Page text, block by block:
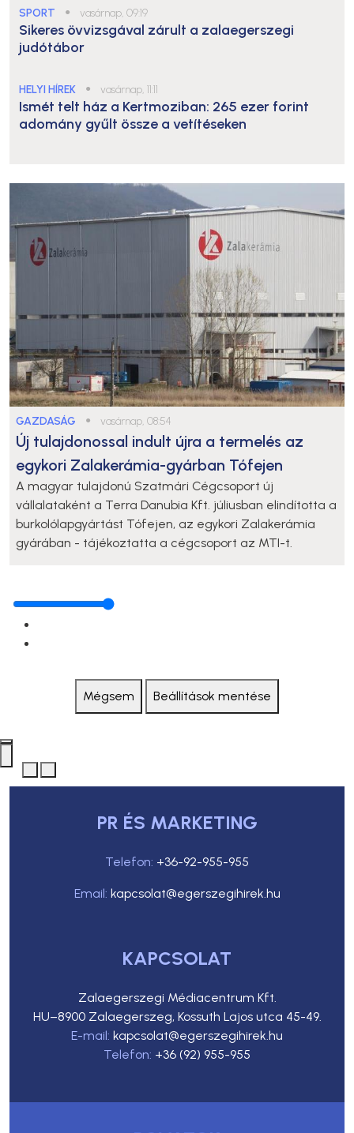
SPORT ● vasárnap, 09:19
Sikeres övvizsgával zárult a zalaegerszegi
judótábor
HELYI HÍREK ● vasárnap, 11:11
Ismét telt ház a Kertmoziban: 265 ezer forint
adomány gyűlt össze a vetítéseken
GAZDASÁG ● vasárnap, 08:54
Új tulajdonossal indult újra a termelés az
egykori Zalakerámia-gyárban Tófejen
A magyar tulajdonú Szatmári Cégcsoport új
vállalataként a Terra Danubia Kft. júliusban elindította a
burkolólapgyártást Tófejen, az egykori Zalakerámia
gyárában - tájékoztatta a cégcsoport az MTI-t.
Mégsem Beállítások mentése
PR ÉS MARKETING
Telefon: +36-92-955-955
Email: kapcsolat@egerszegihirek.hu
KAPCSOLAT
Zalaegerszegi Médiacentrum Kft.
HU–8900 Zalaegerszeg, Kossuth Lajos utca 45-49.
E-mail: kapcsolat@egerszegihirek.hu
Telefon: +36 (92) 955-955